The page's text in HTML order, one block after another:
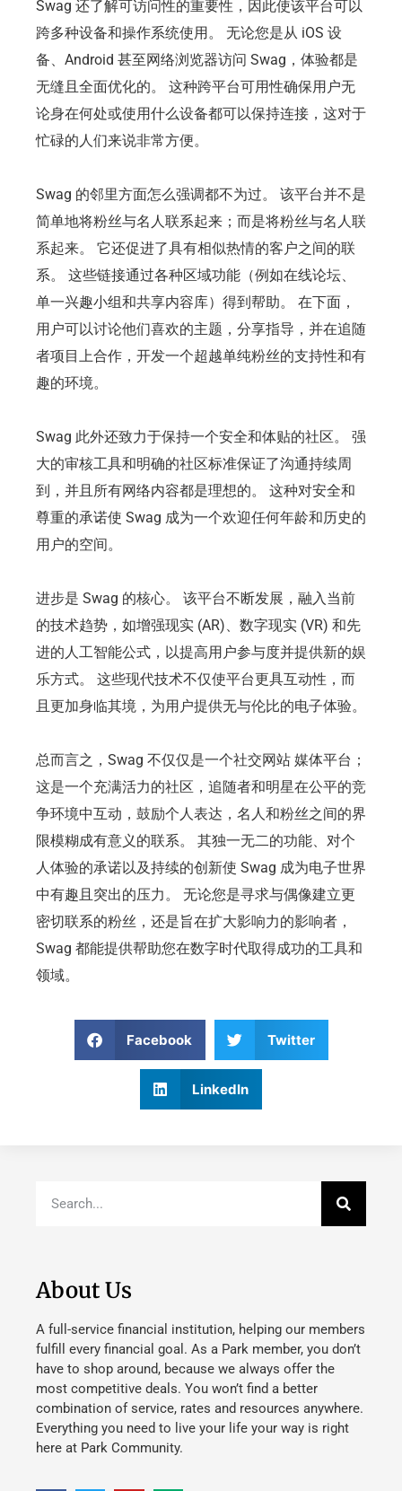
Swag 还了解可访问性的重要性，因此使该平台可以
跨多种设备和操作系统使用。 无论您是从 iOS 设
备、Android 甚至网络浏览器访问 Swag，体验都是
无缝且全面优化的。 这种跨平台可用性确保用户无
论身在何处或使用什么设备都可以保持连接，这对于
忙碌的人们来说非常方便。
Swag 的邻里方面怎么强调都不为过。 该平台并不是
简单地将粉丝与名人联系起来；而是将粉丝与名人联
系起来。 它还促进了具有相似热情的客户之间的联
系。 这些链接通过各种区域功能（例如在线论坛、
单一兴趣小组和共享内容库）得到帮助。 在下面，
用户可以讨论他们喜欢的主题，分享指导，并在追随
者项目上合作，开发一个超越单纯粉丝的支持性和有
趣的环境。
Swag 此外还致力于保持一个安全和体贴的社区。 强
大的审核工具和明确的社区标准保证了沟通持续周
到，并且所有网络内容都是理想的。 这种对安全和
尊重的承诺使 Swag 成为一个欢迎任何年龄和历史的
用户的空间。
进步是 Swag 的核心。 该平台不断发展，融入当前
的技术趋势，如增强现实 (AR)、数字现实 (VR) 和先
进的人工智能公式，以提高用户参与度并提供新的娱
乐方式。 这些现代技术不仅使平台更具互动性，而
且更加身临其境，为用户提供无与伦比的电子体验。
总而言之，Swag 不仅仅是一个社交网站 媒体平台；
这是一个充满活力的社区，追随者和明星在公平的竞
争环境中互动，鼓励个人表达，名人和粉丝之间的界
限模糊成有意义的联系。 其独一无二的功能、对个
人体验的承诺以及持续的创新使 Swag 成为电子世界
中有趣且突出的压力。 无论您是寻求与偶像建立更
密切联系的粉丝，还是旨在扩大影响力的影响者，
Swag 都能提供帮助您在数字时代取得成功的工具和
领域。
Facebook Twitter
LinkedIn
About Us
A full-service financial institution, helping our members
fulfill every financial goal. As a Park member, you don’t
have to shop around, because we always offer the
most competitive deals. You won’t find a better
combination of service, rates and resources anywhere.
Everything you need to live your life your way is right
here at Park Community.